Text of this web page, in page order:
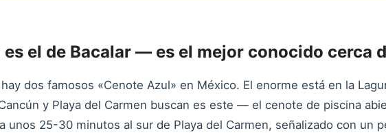
es el de Bacalar — es el mejor conocido cerca
dos famosos «Cenote Azul» en México. El enorme está en la
y Playa del Carmen buscan es este — el cenote de piscina
unos 25-30 minutos al sur de Playa del Carmen, señalizado con un